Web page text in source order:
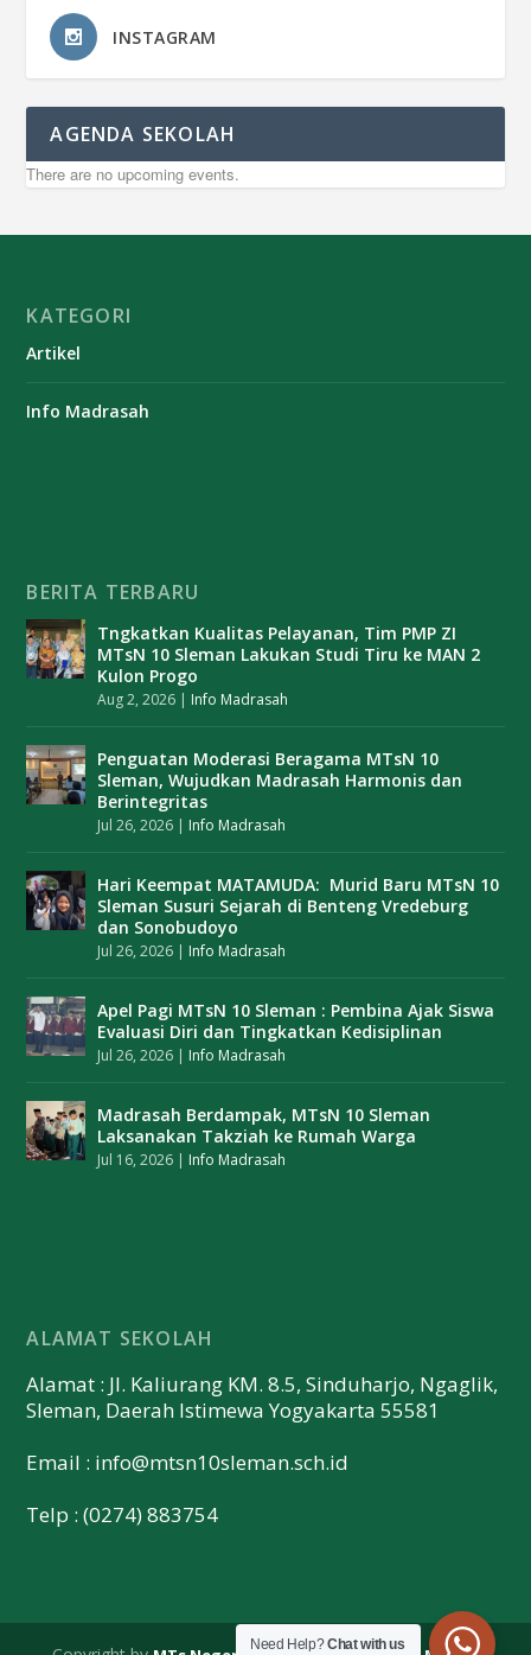
INSTAGRAM
AGENDA SEKOLAH
There are no upcoming events.
KATEGORI
Artikel
Info Madrasah
BERITA TERBARU
Tngkatkan Kualitas Pelayanan, Tim PMP ZI
MTsN 10 Sleman Lakukan Studi Tiru ke MAN 2
Kulon Progo
Aug 2, 2026 | Info Madrasah
Penguatan Moderasi Beragama MTsN 10
Sleman, Wujudkan Madrasah Harmonis dan
Berintegritas
Jul 26, 2026 | Info Madrasah
Hari Keempat MATAMUDA: Murid Baru MTsN 10
Sleman Susuri Sejarah di Benteng Vredeburg
dan Sonobudoyo
Jul 26, 2026 | Info Madrasah
Apel Pagi MTsN 10 Sleman : Pembina Ajak Siswa
Evaluasi Diri dan Tingkatkan Kedisiplinan
Jul 26, 2026 | Info Madrasah
Madrasah Berdampak, MTsN 10 Sleman
Laksanakan Takziah ke Rumah Warga
Jul 16, 2026 | Info Madrasah
ALAMAT SEKOLAH
Alamat : Jl. Kaliurang KM. 8.5, Sinduharjo, Ngaglik,
Sleman, Daerah Istimewa Yogyakarta 55581
Email : info@mtsn10sleman.sch.id
Telp : (0274) 883754
Need Help?Chat with us